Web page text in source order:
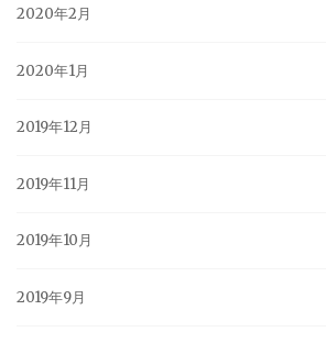
2020年2月
2020年1月
2019年12月
2019年11月
2019年10月
2019年9月